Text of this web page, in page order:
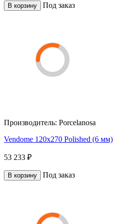
В корзину Под заказ
Производитель: Porcelanosa
Vendome 120x270 Polished (6 мм)
53 233 ₽
В корзину Под заказ